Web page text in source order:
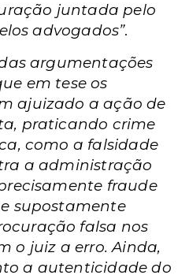
juntada pelo
advogados”.
argumentações
em tese os
ajuizado a ação de
praticando crime
como a falsidade
a administração
fraude
supostamente
falsa nos
o juiz a erro. Ainda,
a autenticidade do